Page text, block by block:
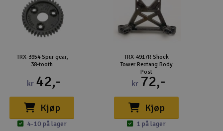
TRX-3954 Spur gear,
38-tooth
kr 42,-
Kjøp
4-10 på lager
TRX-4917R Shock
Tower Rectang Body
Post
kr 72,-
Kjøp
1 på lager